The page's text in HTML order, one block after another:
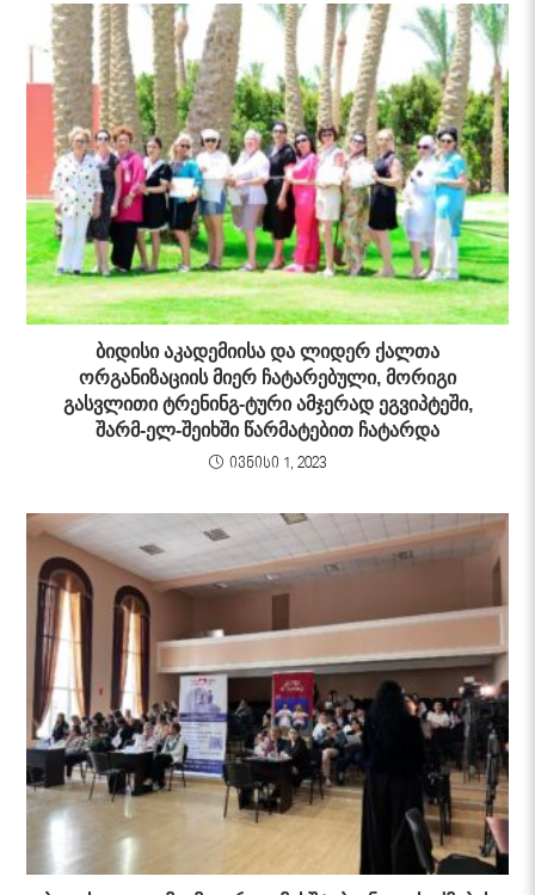
ბიდისი აკადემიისა და ლიდერ ქალთა
ორგანიზაციის მიერ ჩატარებული, მორიგი
გასვლითი ტრენინგ-ტური ამჯერად ეგვიპტეში,
შარმ-ელ-შეიხში წარმატებით ჩატარდა
ივნისი 1, 2023